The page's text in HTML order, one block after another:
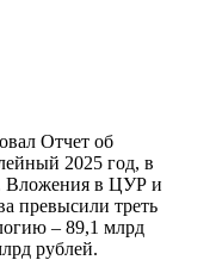
Отчет об
2025 год, в
Вложения в ЦУР и
превысили треть
– 89,1 млрд
рублей.